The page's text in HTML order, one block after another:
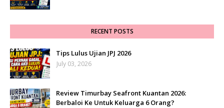
RECENT POSTS
Tips Lulus Ujian JPJ 2026
July 03, 2026
Review Timurbay Seafront Kuantan 2026:
Berbaloi Ke Untuk Keluarga 6 Orang?